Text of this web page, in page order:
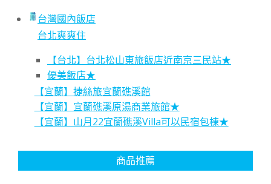
台灣國內飯店
台北爽爽住
【台北】台北松山東旅飯店近南京三民站★
優美飯店★
【宜蘭】捷絲旅宜蘭礁溪館
【宜蘭】宜蘭礁溪原湯商業旅館★
【宜蘭】山月22宜蘭礁溪Villa可以民宿包棟★
商品推薦